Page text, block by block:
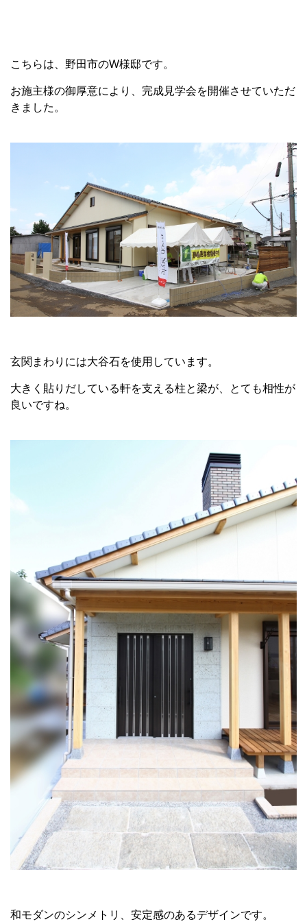
こちらは、野田市のW様邸です。
お施主様の御厚意により、完成見学会を開催させていただ
きました。
玄関まわりには大谷石を使用しています。
大きく貼りだしている軒を支える柱と梁が、とても相性が
良いですね。
和モダンのシンメトリ、安定感のあるデザインです。